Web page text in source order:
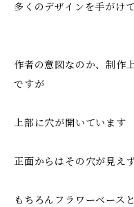
多くのデザインを手がけ
作者の意図なのか、制作
ですが
上部に穴が開いています
正面からはその穴が見え
もちろんフラワーベース